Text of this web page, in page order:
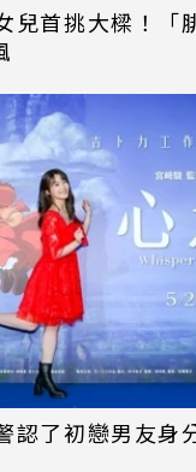
兒首挑大樑！「
認了初戀男友